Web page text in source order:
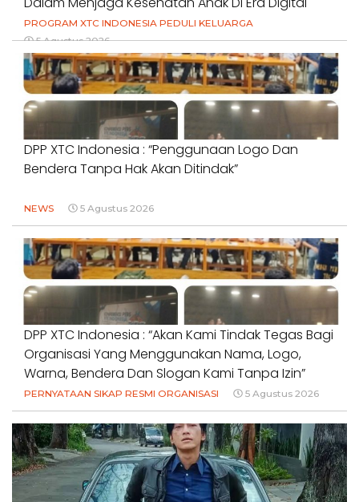
PROGRAM XTC INDONESIA PEDULI KELUARGA
5 Agustus 2026
DPP XTC Indonesia : “Penggunaan Logo Dan
Bendera Tanpa Hak Akan Ditindak”
NEWS 5 Agustus 2026
DPP XTC Indonesia : “Akan Kami Tindak Tegas Bagi
Organisasi Yang Menggunakan Nama, Logo,
Warna, Bendera Dan Slogan Kami Tanpa Izin”
PERNYATAAN SIKAP RESMI ORGANISASI 5 Agustus 2026